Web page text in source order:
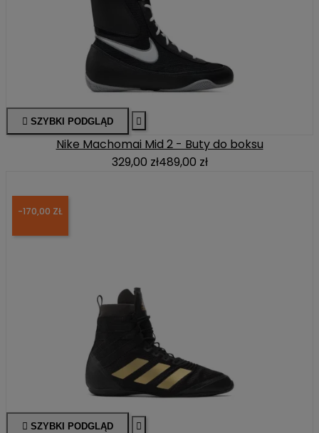
 SZYBKI PODGLĄD 
Nike Machomai Mid 2 - Buty do boksu
329,00 zł489,00 zł
-170,00 ZŁ
 SZYBKI PODGLĄD 